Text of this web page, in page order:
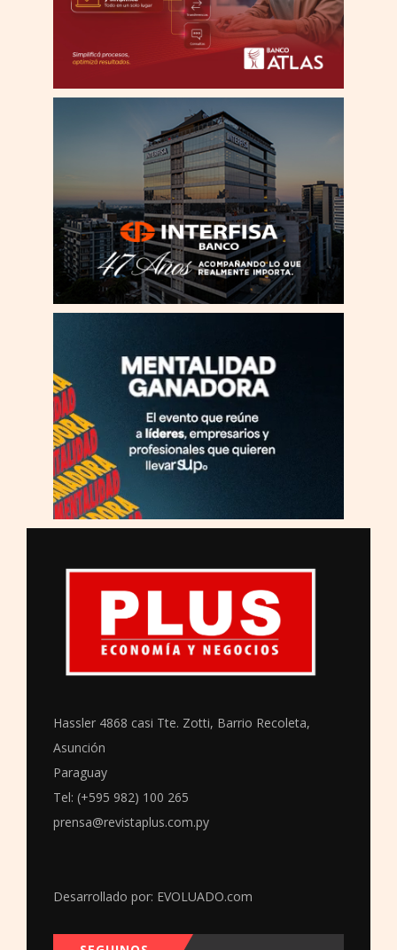
Hassler 4868 casi Tte. Zotti, Barrio Recoleta,
Asunción
Paraguay
Tel: (+595 982) 100 265
prensa@revistaplus.com.py
Desarrollado por: EVOLUADO.com